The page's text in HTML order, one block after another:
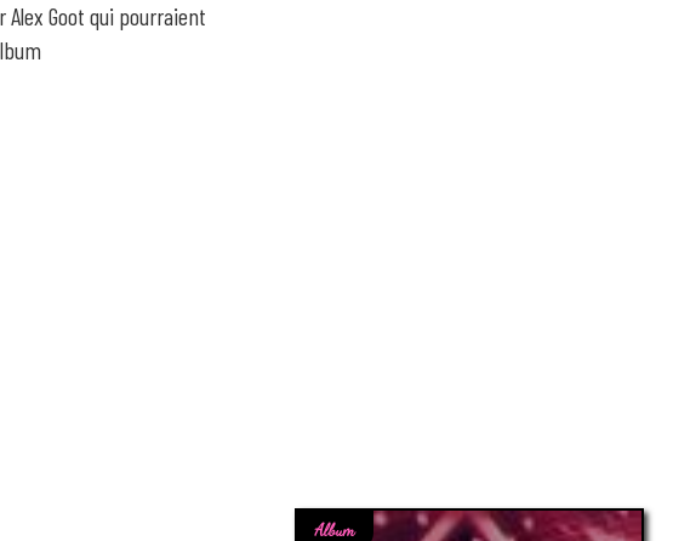
Goot qui pourraient
Album